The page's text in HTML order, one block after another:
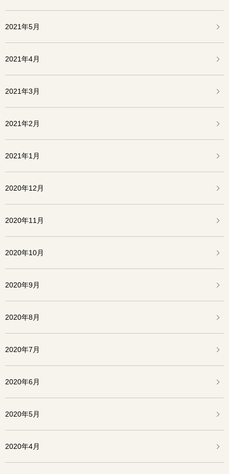
2021年5月
2021年4月
2021年3月
2021年2月
2021年1月
2020年12月
2020年11月
2020年10月
2020年9月
2020年8月
2020年7月
2020年6月
2020年5月
2020年4月